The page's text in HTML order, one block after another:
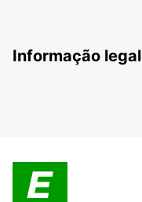
Informação legal